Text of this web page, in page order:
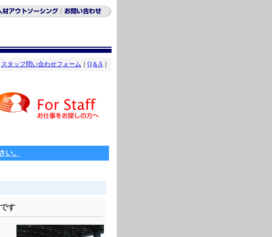
スタッフ問い合わせフォーム Q＆A
い。
す